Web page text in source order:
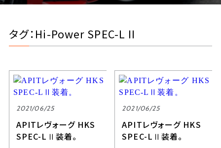
タグ：Hi-Power SPEC-L II
2021/06/25
APITレヴォーグ HKS
SPEC-LⅡ装着。
2021/06/25
APITレヴォーグ HKS
SPEC-LⅡ装着。